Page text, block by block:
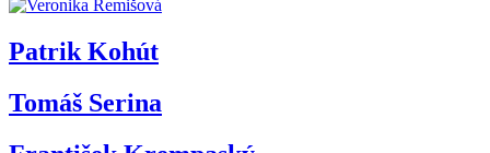
Patrik Kohút
Tomáš Serina